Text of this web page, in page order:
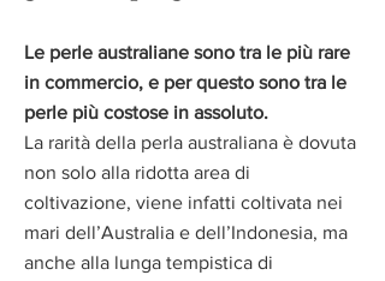
Le perle australiane sono tra le più rare
in commercio, e per questo sono tra le
perle più costose in assoluto.
La rarità della perla australiana è dovuta
non solo alla ridotta area di
coltivazione, viene infatti coltivata nei
mari dell’Australia e dell’Indonesia, ma
anche alla lunga tempistica di